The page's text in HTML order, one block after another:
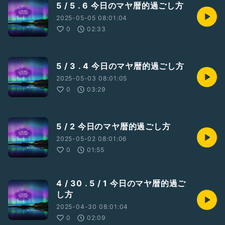
5 / 5 . 6 今日のマヤ暦的過ごし方
2025-05-05 08:01:04
0
02:33
5 / 3 . 4 今日のマヤ暦的過ごし方
2025-05-03 08:01:05
0
03:29
5 / 2 今日のマヤ暦的過ごし方
2025-05-02 08:01:06
0
01:55
4 / 30 . 5 / 1 今日のマヤ暦的過ご
し方
2025-04-30 08:01:04
0
02:09